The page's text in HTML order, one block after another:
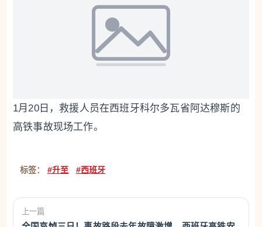
1月20日，救援人员在西班牙科尔多瓦省阿达穆斯的
高铁事故现场工作。
标签： #升至 #西班牙
上一篇